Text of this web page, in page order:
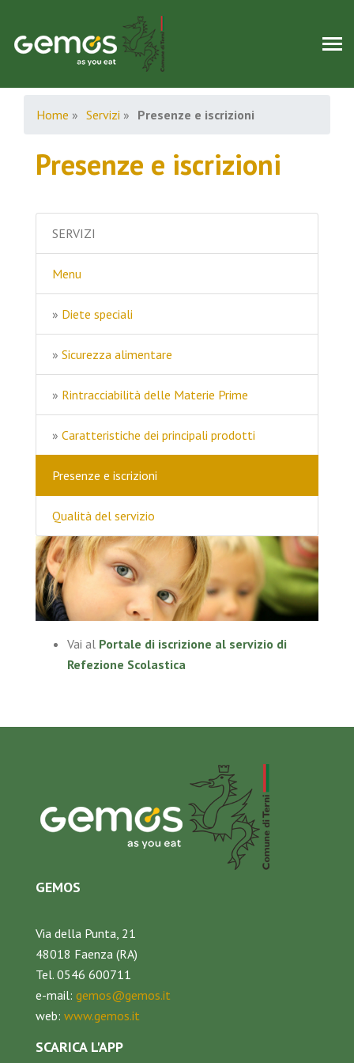
Home » Servizi » Presenze e iscrizioni
Presenze e iscrizioni
SERVIZI
Menu
» Diete speciali
» Sicurezza alimentare
» Rintracciabilità delle Materie Prime
» Caratteristiche dei principali prodotti
Presenze e iscrizioni
Qualità del servizio
Vai al Portale di iscrizione al servizio di
Refezione Scolastica
GEMOS
Via della Punta, 21
48018 Faenza (RA)
Tel. 0546 600711
e-mail: gemos@gemos.it
web: www.gemos.it
SCARICA L'APP